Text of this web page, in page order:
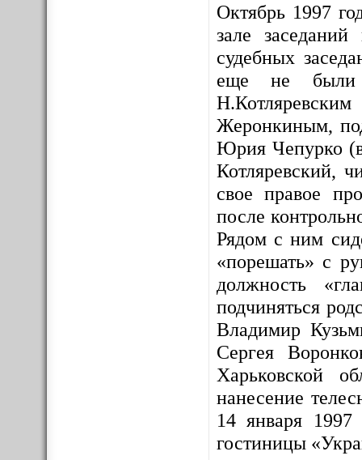
Октябрь 1997
зале
судебных
еще не были
Жеронкиным,
Юрия Чепурко
Котляревский,
свое правое
после
Рядом с ним
«порешать» с
должность
подчиняться
Владимир
Сергея
Харьковской
нанесение
14 января
гостиницы